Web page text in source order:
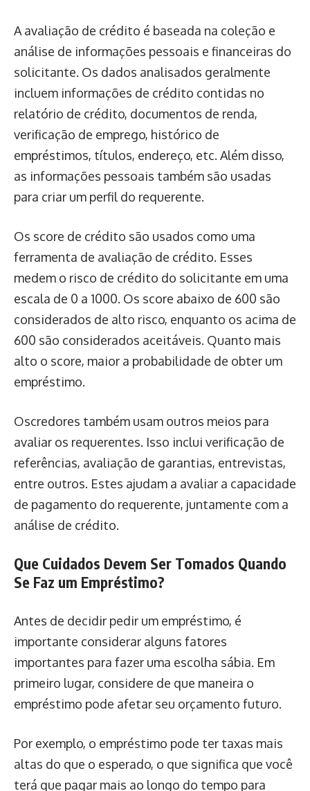
A avaliação de crédito é baseada na coleção e
análise de informações pessoais e financeiras do
solicitante. Os dados analisados geralmente
incluem informações de crédito contidas no
relatório de crédito, documentos de renda,
verificação de emprego, histórico de
empréstimos, títulos, endereço, etc. Além disso,
as informações pessoais também são usadas
para criar um perfil do requerente.
Os score de crédito são usados como uma
ferramenta de avaliação de crédito. Esses
medem o risco de crédito do solicitante em uma
escala de 0 a 1000. Os score abaixo de 600 são
considerados de alto risco, enquanto os acima de
600 são considerados aceitáveis. Quanto mais
alto o score, maior a probabilidade de obter um
empréstimo.
Oscredores também usam outros meios para
avaliar os requerentes. Isso inclui verificação de
referências, avaliação de garantias, entrevistas,
entre outros. Estes ajudam a avaliar a capacidade
de pagamento do requerente, juntamente com a
análise de crédito.
Que Cuidados Devem Ser Tomados Quando
Se Faz um Empréstimo?
Antes de decidir pedir um empréstimo, é
importante considerar alguns fatores
importantes para fazer uma escolha sábia. Em
primeiro lugar, considere de que maneira o
empréstimo pode afetar seu orçamento futuro.
Por exemplo, o empréstimo pode ter taxas mais
altas do que o esperado, o que significa que você
terá que pagar mais ao longo do tempo para